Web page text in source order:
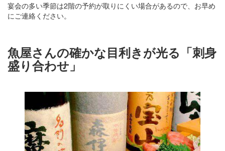
宴会の多い季節は2階の予約が取りにくい場合があるので、お早め
にご連絡ください。
魚屋さんの確かな目利きが光る「刺身
盛り合わせ」